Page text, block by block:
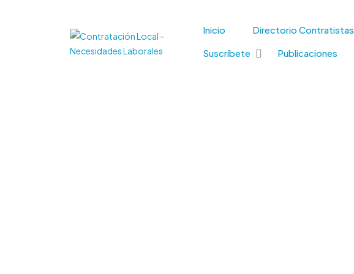
Inicio Directorio Contratistas
Suscríbete
Publicaciones